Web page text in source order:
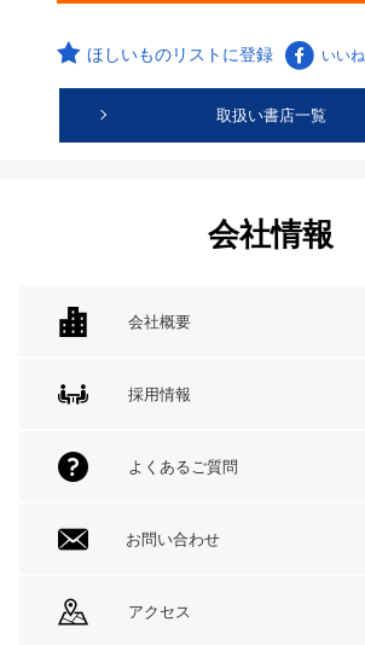
ほしいものリストに登録 いいね
取扱い書店一覧
会社情報
会社概要
採用情報
よくあるご質問
お問い合わせ
アクセス